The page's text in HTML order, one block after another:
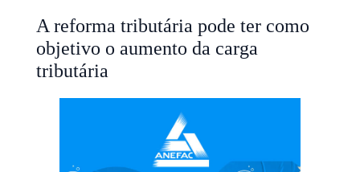
A reforma tributária pode ter como
objetivo o aumento da carga
tributária